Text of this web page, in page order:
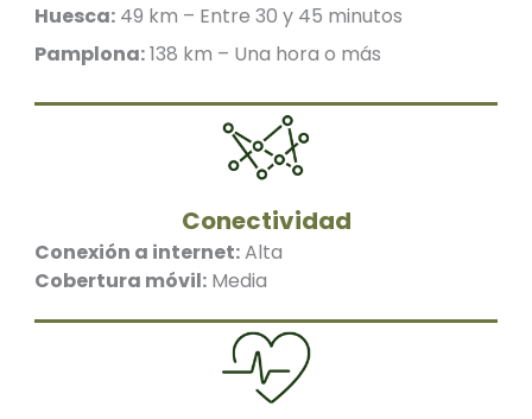
Huesca: 49 km – Entre 30 y 45 minutos
Pamplona:138 km – Una hora o más
Conectividad
Conexión a internet:Alta
Cobertura móvil: Media